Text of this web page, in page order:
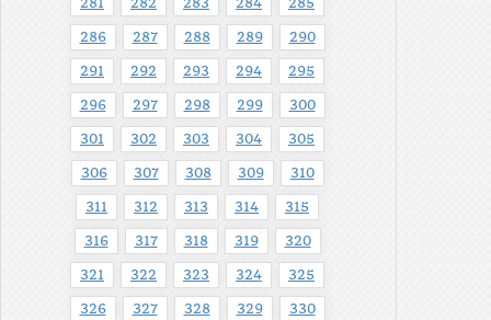
281 282 283 284 285
286 287 288 289 290
291 292 293 294 295
296 297 298 299 300
301 302 303 304 305
306 307 308 309 310
311 312 313 314 315
316 317 318 319 320
321 322 323 324 325
326 327 328 329 330